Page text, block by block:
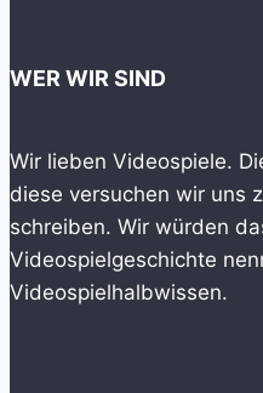
WER WIR SIND
Wir lieben Videospiele.
diese versuchen wir uns
schreiben. Wir würden
Videospielgeschichte
Videospielhalbwissen.